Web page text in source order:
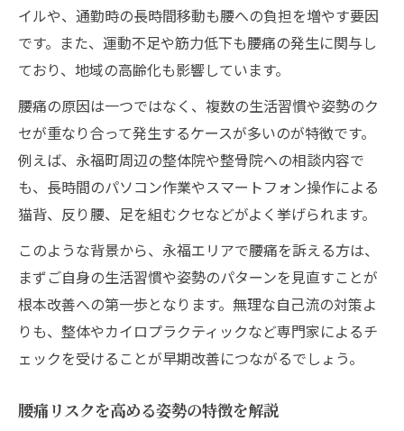
無意識の姿勢が腰痛に及ぼす影響
腰痛の原因となる体の使い方を見直そう
悪いくせから抜け出すためのヒント
腰痛悪化を防ぐ意識改革のすすめ
腰痛対策に役立つ姿勢改善のポイント
姿勢改善で腰痛予防を実現する方法まとめ
腰痛軽減につながる姿勢改善のコツ
腰痛対策に有効なストレッチ紹介
腰痛を防ぐ椅子やクッションの活用法
永福町で見直す腰痛とライフスタイル
腰痛改善に役立つ永福町の生活環境比較
腰痛を軽減する地域ならではの取り組み
イルや、通勤時の長時間移動も腰への負担を増やす要因
です。また、運動不足や筋力低下も腰痛の発生に関与し
ており、地域の高齢化も影響しています。
腰痛の原因は一つではなく、複数の生活習慣や姿勢のク
セが重なり合って発生するケースが多いのが特徴です。
例えば、永福町周辺の整体院や整骨院への相談内容で
も、長時間のパソコン作業やスマートフォン操作による
猫背、反り腰、足を組むクセなどがよく挙げられます。
このような背景から、永福エリアで腰痛を訴える方は、
まずご自身の生活習慣や姿勢のパターンを見直すことが
根本改善への第一歩となります。無理な自己流の対策よ
りも、整体やカイロプラクティックなど専門家によるチ
ェックを受けることが早期改善につながるでしょう。
腰痛リスクを高める姿勢の特徴を解説